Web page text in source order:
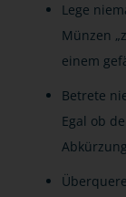
Lege
Münzen
einem
Betrete
Egal ob